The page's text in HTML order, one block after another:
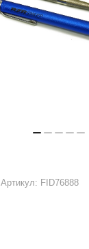
Артикул: FID76888